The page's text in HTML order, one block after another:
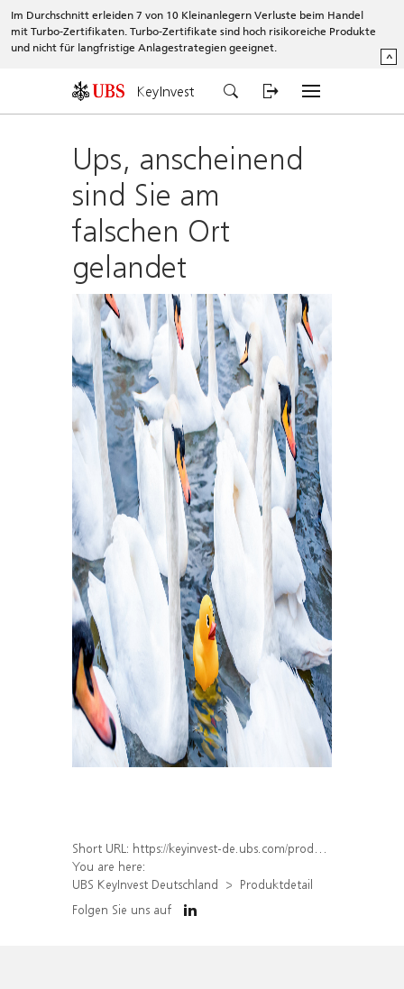
Im Durchschnitt erleiden 7 von 10 Kleinanlegern Verluste beim Handel
mit Turbo-Zertifikaten. Turbo-Zertifikate sind hoch risikoreiche Produkte
und nicht für langfristige Anlagestrategien geeignet.
^
KeyInvest
Ups, anscheinend
sind Sie am
falschen Ort
gelandet
Short URL: https://keyinvest-de.ubs.com/produkt/detail/index/isin/DE000UQ7Z2J9
You are here:
UBS KeyInvest Deutschland
Produktdetail
Folgen Sie uns auf